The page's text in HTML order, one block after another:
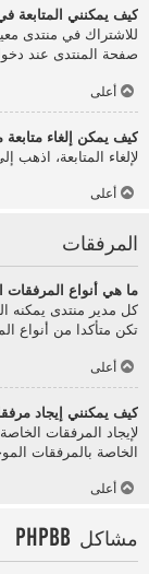
كيف يمكنني المتابعة
للاشتراك في منتدى
صفحة المنتدى عند
أعلى
كيف يمكن إلغاء
لإلغاء المتابعة، اذهب
أعلى
المرفقات
ما هي أنواع
كل مدير منتدى يمكنه
تكن متأكدا من أنواع
أعلى
كيف يمكنني إيجاد
لإيجاد المرفقات
الخاصة بالمرفقات
أعلى
مشاكل phpBB